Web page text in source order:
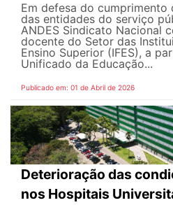
Em defesa do
das entidades do serviço
ANDES Sindicato Nacional
docente do Setor das
Ensino Superior (IFES), a
Unificado da Educação...
Publicado em: 01 de Abril de 2026
Deterioração das
nos Hospitais